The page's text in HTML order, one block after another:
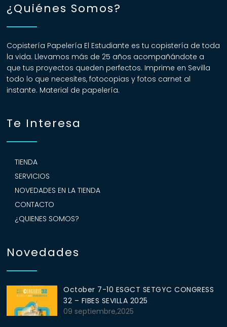
¿Quiénes Somos?
Copistería Papelería El Estudiante es tu copistería de toda
la vida. Llevamos más de 25 años acompañándote a
que tus proyectos queden perfectos. Imprime en Sevilla
todo lo que necesites, fotocopias y fotos carnet al
instante. Material de papelería.
Te Interesa
TIENDA
SERVICIOS
NOVEDADES EN LA TIENDA
CONTACTO
¿QUIENES SOMOS?
Novedades
October 7-10 ESGCT SETGYC CONGRESS
32 – FIBES SEVILLA 2025
09 septiembre,2025